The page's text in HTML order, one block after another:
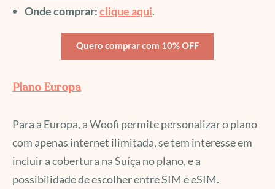
Onde comprar:clique aqui.
Quero comprar com 10% OFF
Plano Europa
Para a Europa, a Woofi permite personalizar o plano
com apenas internet ilimitada, se tem interesse em
incluir a cobertura na Suíça no plano, e a
possibilidade de escolher entre SIM e eSIM.